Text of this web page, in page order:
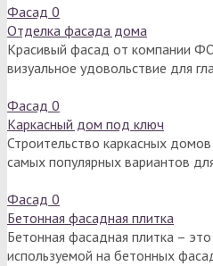
Фасад 0
Отделка фасада дома
Красивый фасад от компании
визуальное удовольствие для
Фасад 0
Каркасный дом под ключ
Строительство каркасных
самых популярных вариантов
Фасад 0
Бетонная фасадная плитка
Бетонная фасадная плитка –
используемой на бетонных